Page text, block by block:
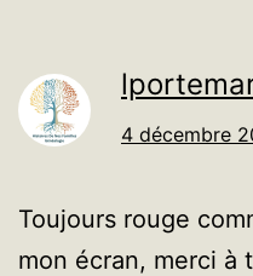
4 décembre
Toujours rouge
mon écran, merci à